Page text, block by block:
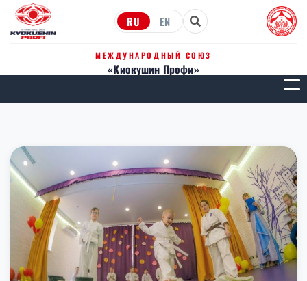
RU EN
МЕЖДУНАРОДНЫЙ СОЮЗ
«Киокушин Профи»